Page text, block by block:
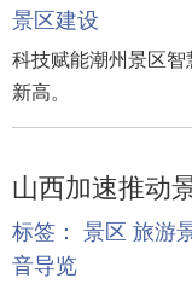
景区建设
科技赋能潮州景区智
新高。
山西加速推动
标签： 景区 旅游
音导览